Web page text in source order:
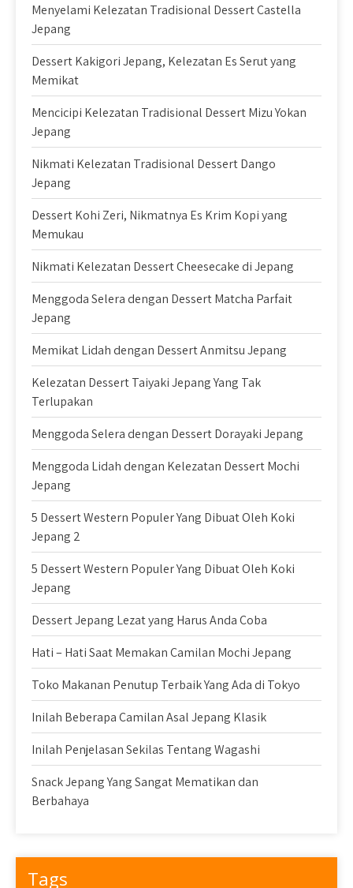
Menyelami Kelezatan Tradisional Dessert Castella
Jepang
Dessert Kakigori Jepang, Kelezatan Es Serut yang
Memikat
Mencicipi Kelezatan Tradisional Dessert Mizu Yokan
Jepang
Nikmati Kelezatan Tradisional Dessert Dango
Jepang
Dessert Kohi Zeri, Nikmatnya Es Krim Kopi yang
Memukau
Nikmati Kelezatan Dessert Cheesecake di Jepang
Menggoda Selera dengan Dessert Matcha Parfait
Jepang
Memikat Lidah dengan Dessert Anmitsu Jepang
Kelezatan Dessert Taiyaki Jepang Yang Tak
Terlupakan
Menggoda Selera dengan Dessert Dorayaki Jepang
Menggoda Lidah dengan Kelezatan Dessert Mochi
Jepang
5 Dessert Western Populer Yang Dibuat Oleh Koki
Jepang 2
5 Dessert Western Populer Yang Dibuat Oleh Koki
Jepang
Dessert Jepang Lezat yang Harus Anda Coba
Hati – Hati Saat Memakan Camilan Mochi Jepang
Toko Makanan Penutup Terbaik Yang Ada di Tokyo
Inilah Beberapa Camilan Asal Jepang Klasik
Inilah Penjelasan Sekilas Tentang Wagashi
Snack Jepang Yang Sangat Mematikan dan
Berbahaya
Tags